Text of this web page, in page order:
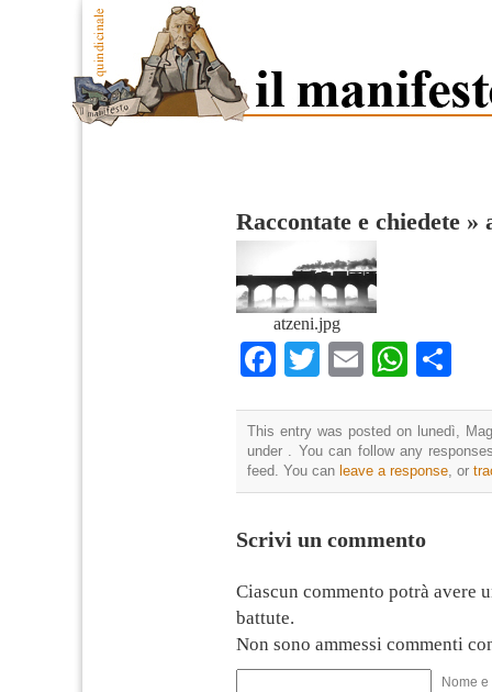
Raccontate e chiedete »
atzeni.jpg
Facebook
TwitterEmail
This entry was posted on lunedì,
under . You can follow any
feed. You can leave a response, or
Scrivi un commento
Ciascun commento potrà avere
battute.
Non sono ammessi commenti
Nome